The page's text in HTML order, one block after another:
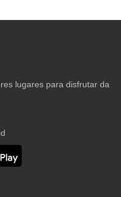
lugares para disfrutar da